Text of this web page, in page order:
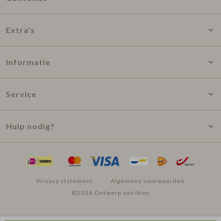
Extra's
Informatie
Service
Hulp nodig?
Privacy statement
Algemene voorwaarden
©2026 Ontwerp van Nien